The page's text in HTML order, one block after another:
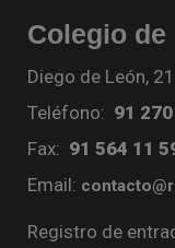
Colegio
Diego de León,
Teléfono: 91
Fax: 91 564 11
Email:
Registro de